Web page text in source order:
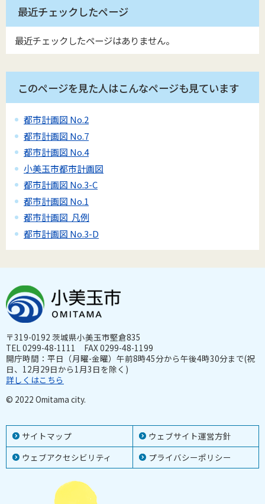
最近チェックしたページ
最近チェックしたページはありません。
このページを見た人はこんなページも見ています
都市計画図 No.2
都市計画図 No.7
都市計画図 No.4
小美玉市都市計画図
都市計画図 No.3-C
都市計画図 No.1
都市計画図 凡例
都市計画図 No.3-D
サイトマップ
ウェブサイト運営方針
ウェブアクセシビリティ
プライバシーポリシー
〒319-0192 茨城県小美玉市堅倉835
TEL 0299-48-1111 FAX 0299-48-1199
開庁時間：平日（月曜-金曜）午前8時45分から午後4時30分まで(祝
日、12月29日から1月3日を除く)
詳しくはこちら
© 2022 Omitama city.